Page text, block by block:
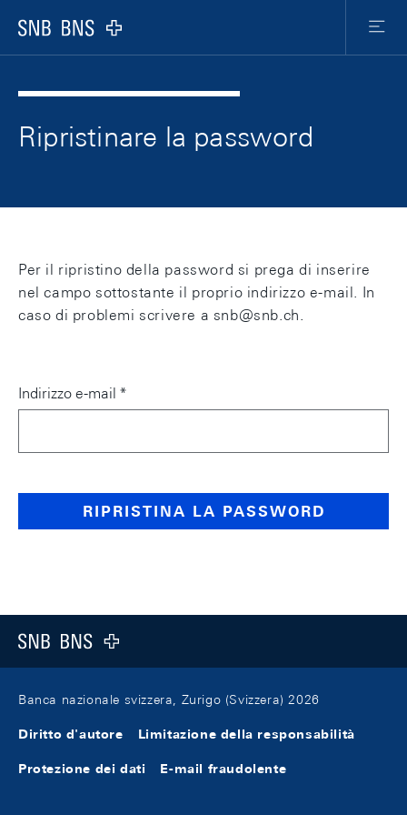
web.a11y.pageStructure.logo
Ripristinare la password
Per il ripristino della password si prega di inserire
nel campo sottostante il proprio indirizzo e-mail. In
caso di problemi scrivere a snb@snb.ch.
Indirizzo e-mail *
RIPRISTINA LA PASSWORD
web.a11y.pageStructure.logo
Banca nazionale svizzera, Zurigo (Svizzera) 2026
Diritto d'autore Limitazione della responsabilità
Protezione dei dati E-mail fraudolente